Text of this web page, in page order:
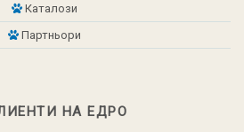
Каталози
Партньори
НА ЕДРО